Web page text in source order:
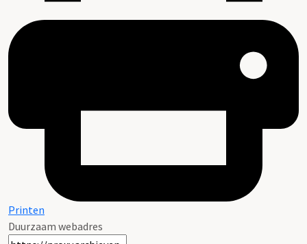
Printen
Duurzaam webadres